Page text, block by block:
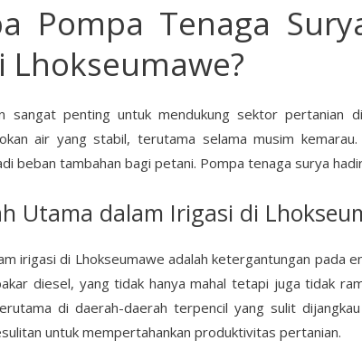
Pompa Tenaga
Lhokseumawe?
sangat penting untuk mendukung sektor pertanian
air yang stabil, terutama selama musim
beban tambahan bagi petani. Pompa tenaga surya
Utama dalam Irigasi di
irigasi di Lhokseumawe adalah ketergantungan pada
diesel, yang tidak hanya mahal tetapi juga tidak
di daerah-daerah terpencil yang sulit
untuk mempertahankan produktivitas pertanian.